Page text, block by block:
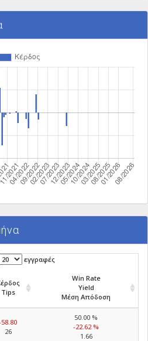
εγγραφές
Tips
Win Rate
Yield
Μέση Απόδοση
26
50.00 %
-22.62 %
1.66